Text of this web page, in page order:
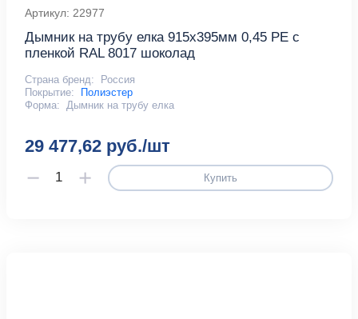
Артикул: 22977
Дымник на трубу елка 915х395мм 0,45 PE с
пленкой RAL 8017 шоколад
Страна бренд:
Россия
Покрытие:
Полиэстер
Форма: Дымник на трубу елка
29 477,62 руб./шт
Купить